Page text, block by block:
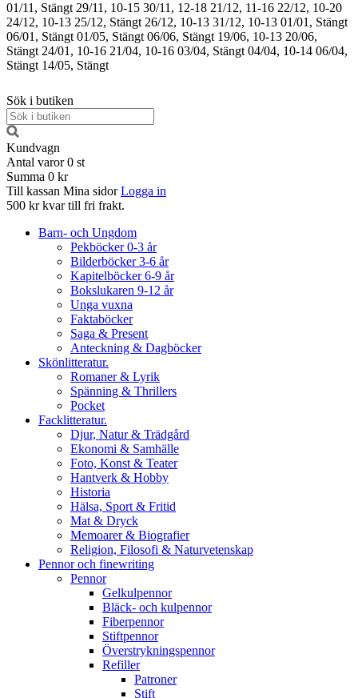
01/11, Stängt 29/11, 10-15 30/11, 12-18 21/12, 11-16 22/12, 10-20
24/12, 10-13 25/12, Stängt 26/12, 10-13 31/12, 10-13 01/01, Stängt
06/01, Stängt 01/05, Stängt 06/06, Stängt 19/06, 10-13 20/06,
Stängt 24/01, 10-16 21/04, 10-16 03/04, Stängt 04/04, 10-14 06/04,
Stängt 14/05, Stängt
Sök i butiken
Kundvagn
Antal varor 0 st
Summa 0 kr
Till kassan Mina sidor Logga in
500 kr kvar till fri frakt.
Barn- och Ungdom
Pekböcker 0-3 år
Bilderböcker 3-6 år
Kapitelböcker 6-9 år
Bokslukaren 9-12 år
Unga vuxna
Faktaböcker
Saga & Present
Anteckning & Dagböcker
Skönlitteratur.
Romaner & Lyrik
Spänning & Thrillers
Pocket
Facklitteratur.
Djur, Natur & Trädgård
Ekonomi & Samhälle
Foto, Konst & Teater
Hantverk & Hobby
Historia
Hälsa, Sport & Fritid
Mat & Dryck
Memoarer & Biografier
Religion, Filosofi & Naturvetenskap
Pennor och finewriting
Pennor
Gelkulpennor
Bläck- och kulpennor
Fiberpennor
Stiftpennor
Överstrykningspennor
Refiller
Patroner
Stift